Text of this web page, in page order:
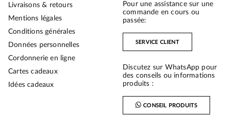
Livraisons & retours
Mentions légales
Conditions générales
Données personnelles
Cordonnerie en ligne
Cartes cadeaux
Idées cadeaux
Pour une assistance sur une
commande en cours ou
passée:
SERVICE CLIENT
Discutez sur WhatsApp pour
des conseils ou informations
produits :
CONSEIL PRODUITS